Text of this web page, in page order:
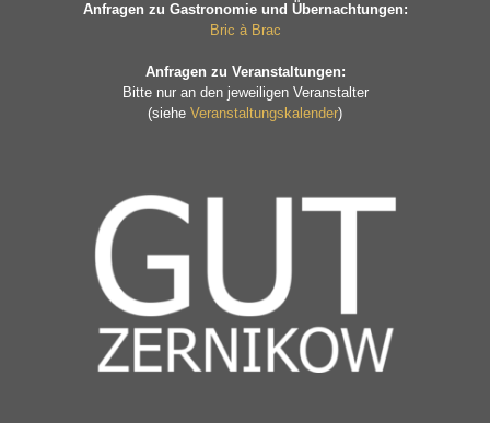
Anfragen zu Gastronomie und Übernachtungen:
Bric à Brac
Anfragen zu Veranstaltungen:
Bitte nur an den jeweiligen Veranstalter
(siehe Veranstaltungskalender)